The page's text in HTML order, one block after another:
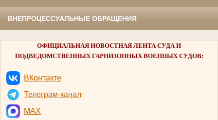
ВНЕПРОЦЕССУАЛЬНЫЕ ОБРАЩЕНИЯ
ОФИЦИАЛЬНАЯ НОВОСТНАЯ ЛЕНТА СУДА И
ПОДВЕДОМСТВЕННЫХ ГАРНИЗОННЫХ ВОЕННЫХ СУДОВ:
ВКонтакте
Телеграм-канал
MAX